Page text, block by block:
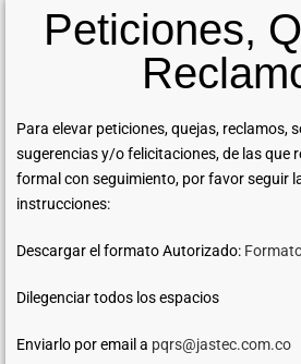
Peticiones,
Para elevar peticiones, quejas, reclamos,
sugerencias y/o felicitaciones, de las que
formal con seguimiento, por favor seguir
instrucciones:
Descargar el formato Autorizado:
Dilegenciar todos los espacios
Enviarlo por email a pqrs@jastec.com.co